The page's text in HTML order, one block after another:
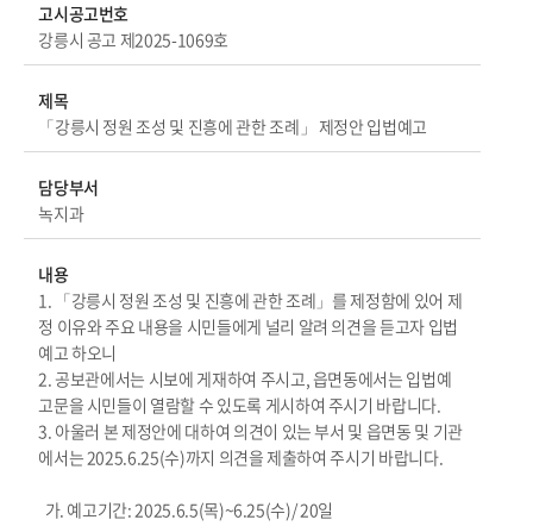
고시공고번호
강릉시 공고 제2025-1069호
제목
「강릉시 정원 조성 및 진흥에 관한 조례」 제정안 입법예고
담당부서
녹지과
내용
1. 「강릉시 정원 조성 및 진흥에 관한 조례」를 제정함에 있어 제
정 이유와 주요 내용을 시민들에게 널리 알려 의견을 듣고자 입법
예고 하오니
2. 공보관에서는 시보에 게재하여 주시고, 읍면동에서는 입법예
고문을 시민들이 열람할 수 있도록 게시하여 주시기 바랍니다.
3. 아울러 본 제정안에 대하여 의견이 있는 부서 및 읍면동 및 기관
에서는 2025.6.25(수)까지 의견을 제출하여 주시기 바랍니다.
가. 예고기간: 2025.6.5(목)~6.25(수)/ 20일